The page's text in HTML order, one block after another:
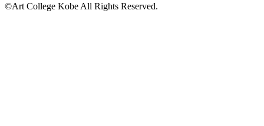
©Art College Kobe All Rights Reserved.